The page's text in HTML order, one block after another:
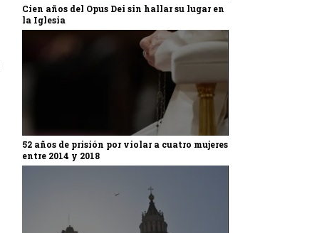
Cien años del Opus Dei sin hallar su lugar en
la Iglesia
52 años de prisión por violar a cuatro mujeres
entre 2014 y 2018